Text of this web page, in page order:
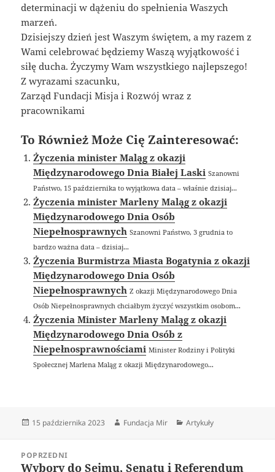
determinacji w dążeniu do spełnienia Waszych
marzeń.
Dzisiejszy dzień jest Waszym świętem, a my razem z
Wami celebrować będziemy Waszą wyjątkowość i
siłę ducha. Życzymy Wam wszystkiego najlepszego!
Z wyrazami szacunku,
Zarząd Fundacji Misja i Rozwój wraz z
pracownikami
To Również Może Cię Zainteresować:
Życzenia minister Maląg z okazji
Międzynarodowego Dnia Białej Laski Szanowni
Państwo, 15 października to wyjątkowa data – właśnie dzisiaj...
Życzenia minister Marleny Maląg z okazji
Międzynarodowego Dnia Osób
Niepełnosprawnych Szanowni Państwo, 3 grudnia to
bardzo ważna data – dzisiaj...
Życzenia Burmistrza Miasta Bogatynia z okazji
Międzynarodowego Dnia Osób
Niepełnosprawnych Z okazji Międzynarodowego Dnia
Osób Niepełnosprawnych chciałbym życzyć wszystkim osobom...
Życzenia Minister Marleny Maląg z okazji
Międzynarodowego Dnia Osób z
Niepełnosprawnościami Minister Rodziny i Polityki
Społecznej Marlena Maląg z okazji Międzynarodowego...
Data
15 października 2023 Autor
Fundacja Mir Kategorie
Artykuły
wpisuPOPRZEDNI
Poprzedni
Wybory do Sejmu, Senatu i Referendum